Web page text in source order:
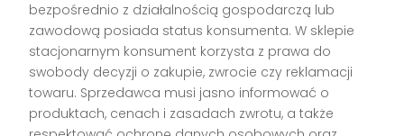
bezpośrednio z działalnością gospodarczą lub
zawodową posiada status konsumenta. W sklepie
stacjonarnym konsument korzysta z prawa do
swobody decyzji o zakupie, zwrocie czy reklamacji
towaru. Sprzedawca musi jasno informować o
produktach, cenach i zasadach zwrotu, a także